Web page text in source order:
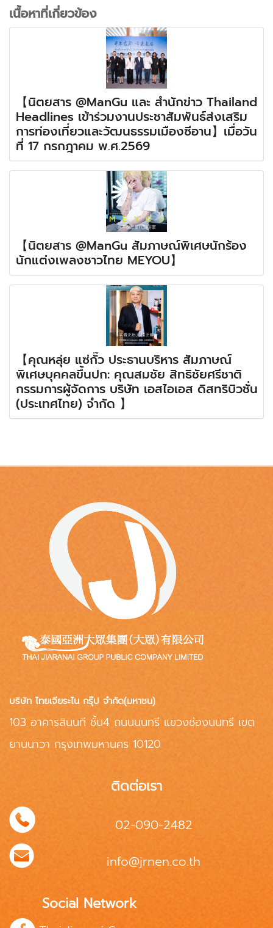
เนื้อหาที่เกี่ยวข้อง
【นิตยสาร @ManGu และ สำนักข่าว Thailand
Headlines เข้าร่วมงานประชาสัมพันธ์ส่งเสริม
การท่องเที่ยวและวัฒนธรรมเมืองซีอาน】เมื่อวัน
ที่ 17 กรกฎาคม พ.ศ.2569
【นิตยสาร @ManGu สัมภาษณ์พิเศษนักร้อง
นักแต่งเพลงชาวไทย MEYOU】
【คุณหลุ่ย แซ่กั๊ว ประธานบริหาร สัมภาษณ์
พิเศษบุคคลขึ้นปก: คุณสมชัย สิทธิชัยศรีชาติ
กรรมการผู้จัดการ บริษัท เอสไอเอส ดิสทริบิวชั่น
(ประเทศไทย) จำกัด 】
บริษัท ไทยเจียระไน กรุ๊ป จำกัด(มหาชน)
103 อาคารสินนที ชั้น4 ถนนนนทรี แขวงช่องนนทรี เขต
ยานนาวา กรุงเทพมหานคร 10120
ติดต่อเรา
02-090-2482
info@jrnen.co.th
Social Network